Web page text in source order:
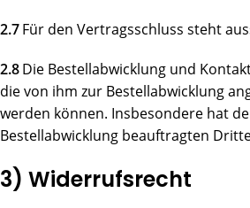
2.7Für den Vertragsschluss steht
2.8Die Bestellabwicklung und
die von ihm zur Bestellabwicklung
werden können. Insbesondere hat
Bestellabwicklung beauftragten
3) Widerrufsrecht